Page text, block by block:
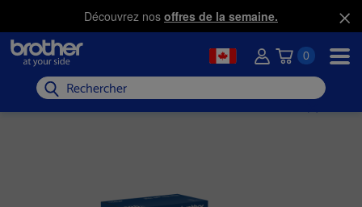
Découvrez nos offres de la semaine.
0
Rechercher